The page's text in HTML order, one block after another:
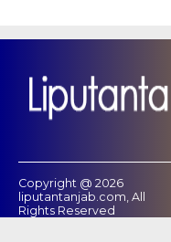
Copyright @ 2026
liputantanjab.com, All
Rights Reserved